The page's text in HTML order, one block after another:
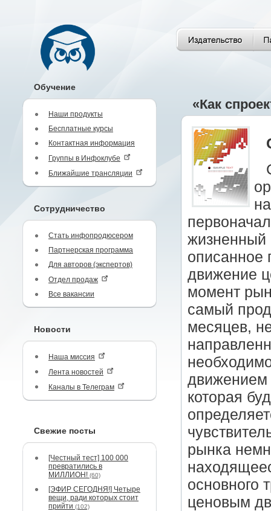
Обучение
Наши продукты
Бесплатные курсы
Контактная информация
Группы в Инфоклубе
Ближайшие трансляции
Сотрудничество
Стать инфопродюсером
Партнерская программа
Для авторов (экспертов)
Отдел продаж
Все вакансии
Новости
Наша миссия
Лента новостей
Каналы в Телеграм
Свежие посты
[Честный тест] 100 000
превратились в
МИЛЛИОН! (60)
[ЭФИР СЕГОДНЯ!] Четыре
вещи, ради которых стоит
прийти (102)
«Как
жизненный
описанное
движение
момент
самый
месяцев,
движением
которая
рынка
основного
ценовым